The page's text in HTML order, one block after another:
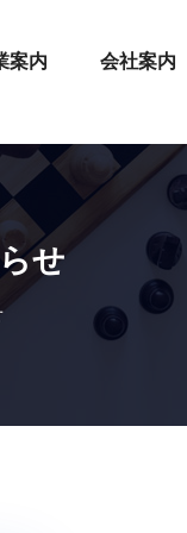
案内 会社案内
せ